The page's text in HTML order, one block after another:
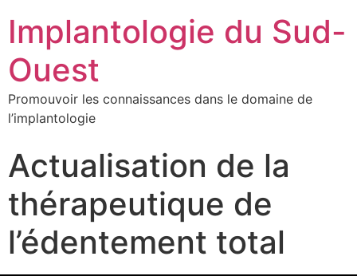
Implantologie du Sud-
Ouest
Promouvoir les connaissances dans le domaine de
l’implantologie
Actualisation de la
thérapeutique de
l’édentement total